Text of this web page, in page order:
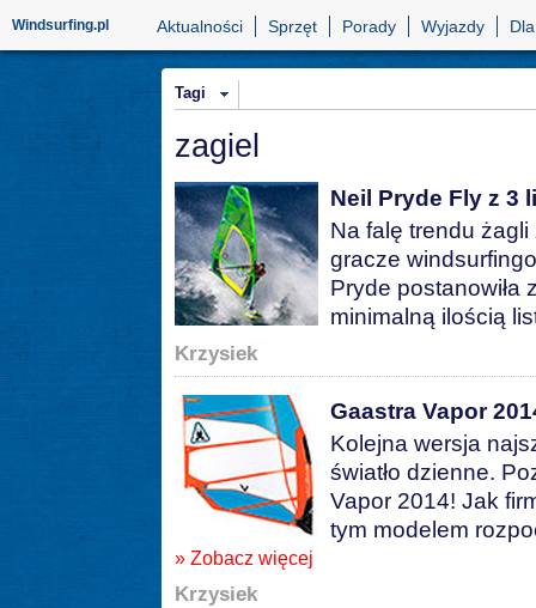
Windsurfing.pl Aktualności Sprzęt Porady Wyjazdy
Tagi
zagiel
Neil Pryde Fly z 3
Na falę trendu
gracze
Pryde postanowiła
minimalną ilością
Krzysiek
Gaastra Vapor
Kolejna wersja
światło dzienne.
Vapor 2014! Jak
tym modelem
» Zobacz więcej
Krzysiek